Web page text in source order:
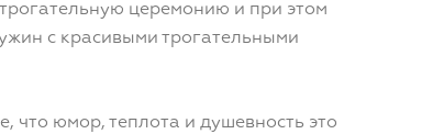
церемонию и при этом
с красивыми трогательными
что юмор, теплота и душевность это